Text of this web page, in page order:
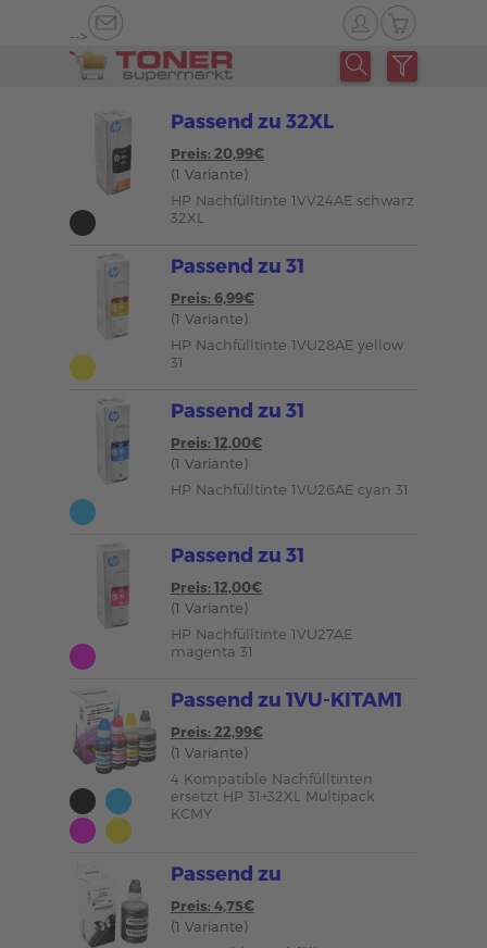
-->
Passend zu 32XL
Preis: 20,99€
(1 Variante)
HP Nachfülltinte 1VV24AE schwarz
32XL
Passend zu 31
Preis: 6,99€
(1 Variante)
HP Nachfülltinte 1VU28AE yellow
31
Passend zu 31
Preis: 12,00€
(1 Variante)
HP Nachfülltinte 1VU26AE cyan 31
Passend zu 31
Preis: 12,00€
(1 Variante)
HP Nachfülltinte 1VU27AE
magenta 31
Passend zu 1VU-KITAM1
Preis: 22,99€
(1 Variante)
4 Kompatible Nachfülltinten
ersetzt HP 31+32XL Multipack
KCMY
Passend zu
Preis: 4,75€
(1 Variante)